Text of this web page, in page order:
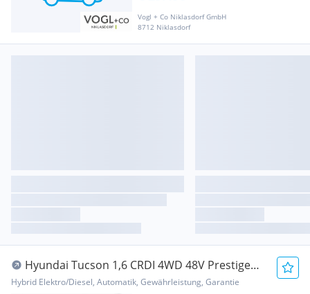
Vogl + Co Niklasdorf GmbH
8712 Niklasdorf
Hyundai Tucson 1,6 CRDI 4WD 48V Prestige
Line DCT
Hybrid Elektro/Diesel, Automatik, Gewährleistung, Garantie